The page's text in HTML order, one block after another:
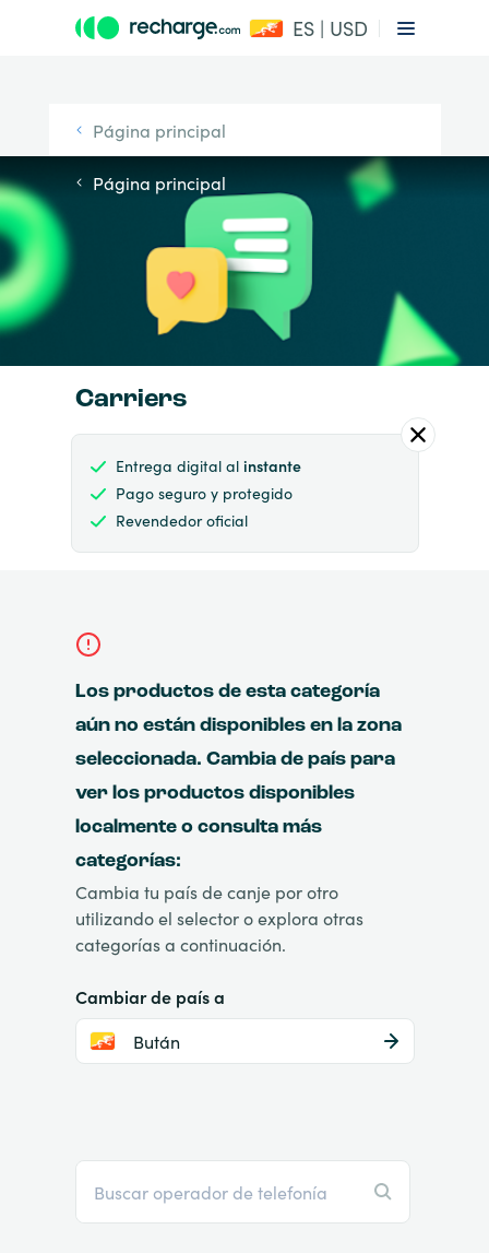
ES | USD
Página principal
Página principal
Carriers
Entrega digital al instante
Pago seguro y protegido
Revendedor oficial
Los productos de esta categoría
aún no están disponibles en la zona
seleccionada. Cambia de país para
ver los productos disponibles
localmente o consulta más
categorías:
Cambia tu país de canje por otro
utilizando el selector o explora otras
categorías a continuación.
Cambiar de país a
Bután